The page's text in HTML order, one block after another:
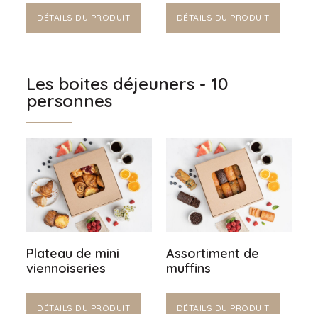
DÉTAILS DU PRODUIT DÉTAILS DU PRODUIT
Les boites déjeuners - 10
personnes
Plateau de mini
viennoiseries
DÉTAILS DU PRODUIT
Assortiment de
muffins
DÉTAILS DU PRODUIT